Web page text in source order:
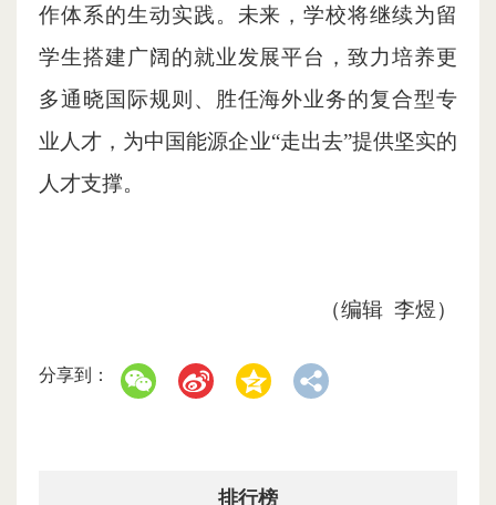
作体系的生动实践。未来，学校将继续为留
学生搭建广阔的就业发展平台，致力培养更
多通晓国际规则、胜任海外业务的复合型专
业人才，为中国能源企业“走出去”提供坚实的
人才支撑。
（编辑 李煜）
分享到：
排行榜